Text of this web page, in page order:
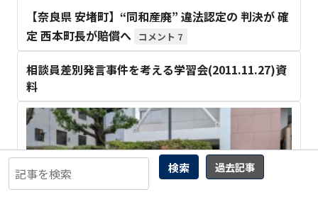
検索 過去記事
【奈良県 安堵町】“同和産廃” 違法認定の 判決が 確
定 西本町長が賠償へ
7
相談員差別発言事件を考える学習会(2011.11.27)資
料